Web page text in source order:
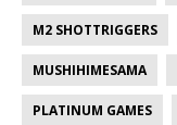
M2 SHOTTRIGGERS
MUSHIHIMESAMA
PLATINUM GAMES